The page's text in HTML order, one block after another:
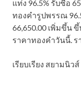
เรียบเรียง สยามนิวส์